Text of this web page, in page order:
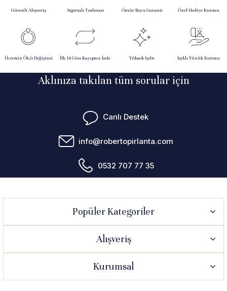
Güvenli Alışveriş Sigortalı Teslimat Ömür Boyu Garanti Özel Hediye Kutusu
Ücretsiz Ölçü Değişimi İlk 14 Gün Kayıpsız İade Yüksek Işıltı Işıklı Yüzük Kutusu
Aklınıza takılan tüm sorular için
Canlı Destek
info@robertopirlanta.com
0532 707 77 35
Popüler Kategoriler
Alışveriş
Kurumsal